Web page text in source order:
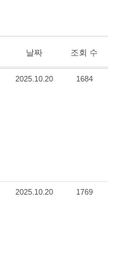
날짜 조회 수
2025.10.20 1684
2025.10.20 1769